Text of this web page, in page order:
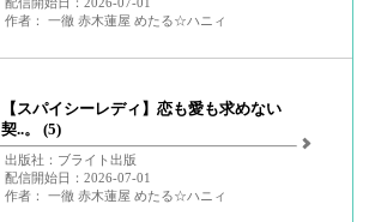
作者： 一徹 赤木蓮屋 めたる☆ハニィ
【スパイシーレディ】恋も愛も求めない
契..。 (5)
出版社：ブライト出版
配信開始日：2026-07-01
作者： 一徹 赤木蓮屋 めたる☆ハニィ